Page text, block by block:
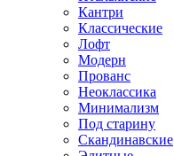
Кантри
Классические
Лофт
Модерн
Прованс
Неоклассика
Минимализм
Под старину
Скандинавские